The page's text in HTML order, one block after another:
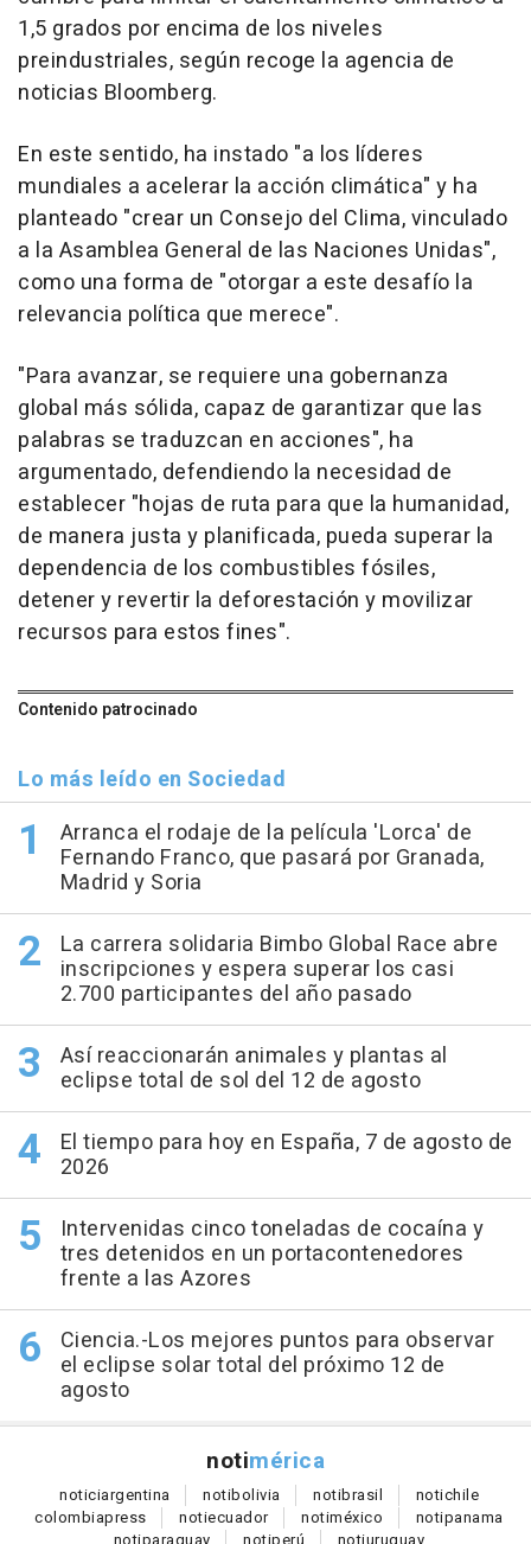
1,5 grados por encima de los niveles
preindustriales, según recoge la agencia de
noticias Bloomberg.
En este sentido, ha instado "a los líderes
mundiales a acelerar la acción climática" y ha
planteado "crear un Consejo del Clima, vinculado
a la Asamblea General de las Naciones Unidas",
como una forma de "otorgar a este desafío la
relevancia política que merece".
"Para avanzar, se requiere una gobernanza
global más sólida, capaz de garantizar que las
palabras se traduzcan en acciones", ha
argumentado, defendiendo la necesidad de
establecer "hojas de ruta para que la humanidad,
de manera justa y planificada, pueda superar la
dependencia de los combustibles fósiles,
detener y revertir la deforestación y movilizar
recursos para estos fines".
Contenido patrocinado
Lo más leído en Sociedad
Arranca el rodaje de la película 'Lorca' de
Fernando Franco, que pasará por Granada,
Madrid y Soria
La carrera solidaria Bimbo Global Race abre
inscripciones y espera superar los casi
2.700 participantes del año pasado
Así reaccionarán animales y plantas al
eclipse total de sol del 12 de agosto
El tiempo para hoy en España, 7 de agosto de
2026
Intervenidas cinco toneladas de cocaína y
tres detenidos en un portacontenedores
frente a las Azores
Ciencia.-Los mejores puntos para observar
el eclipse solar total del próximo 12 de
agosto
notimérica
noticiargentina notibolivia notibrasil notichile
colombiapress notiecuador notiméxico notipanama